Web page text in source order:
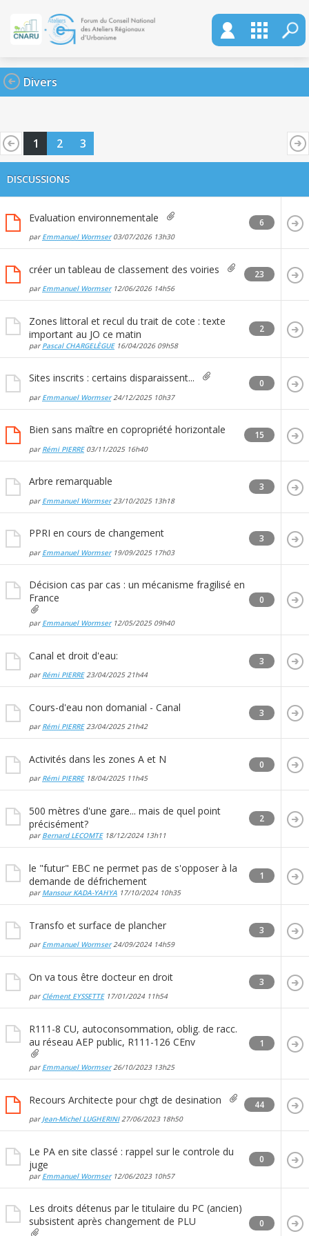
Divers
1 2 3
DISCUSSIONS
Evaluation environnementale
par Emmanuel Wormser03/07/2026 13h30
6
créer un tableau de classement des voiries
par Emmanuel Wormser12/06/2026 14h56
23
Zones littoral et recul du trait de cote : texte
important au JO ce matin
par Pascal CHARGELÈGUE16/04/2026 09h58
2
Sites inscrits : certains disparaissent...
par Emmanuel Wormser24/12/2025 10h37
0
Bien sans maître en copropriété horizontale
par Rémi PIERRE03/11/2025 16h40
15
Arbre remarquable
par Emmanuel Wormser23/10/2025 13h18
3
PPRI en cours de changement
par Emmanuel Wormser19/09/2025 17h03
3
Décision cas par cas : un mécanisme fragilisé en
France
par Emmanuel Wormser12/05/2025 09h40
0
Canal et droit d'eau:
par Rémi PIERRE23/04/202521h44
3
Cours-d'eau non domanial - Canal
par Rémi PIERRE23/04/202521h42
3
Activités dans les zones A et N
par Rémi PIERRE18/04/2025 11h45
0
500 mètres d'une gare... mais de quel point
précisément?
par Bernard LECOMTE18/12/2024 13h11
2
le "futur" EBC ne permet pas de s'opposer à la
demande de défrichement
par Mansour KADA-YAHYA 17/10/2024 10h35
1
Transfo et surface de plancher
par Emmanuel Wormser24/09/2024 14h59
3
On va tous être docteur en droit
par Clément EYSSETTE17/01/2024 11h54
3
R111-8 CU, autoconsommation, oblig. de racc.
au réseau AEP public, R111-126 CEnv
par Emmanuel Wormser26/10/2023 13h25
1
Recours Architecte pour chgt de desination
par Jean-Michel LUGHERINI27/06/2023 18h50
44
Le PA en site classé : rappel sur le controle du
juge
par Emmanuel Wormser12/06/2023 10h57
0
Les droits détenus par le titulaire du PC (ancien)
subsistent après changement de PLU
0